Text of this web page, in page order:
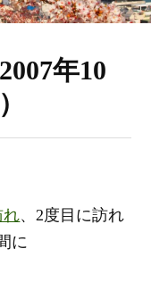
年10
れ、2度目に訪れ
に